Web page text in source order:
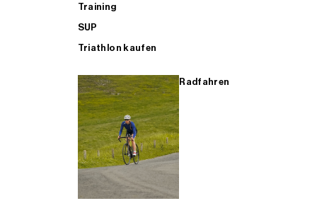
Training
SUP
Triathlon kaufen
Radfahren